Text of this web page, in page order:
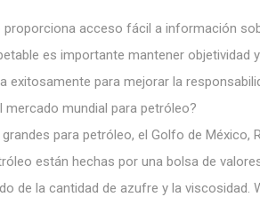
proporciona acceso fácil a información
es importante mantener objetividad
exitosamente para mejorar la
mercado mundial para petróleo?
para petróleo, el Golfo de México,
están hechas por una bolsa de
de la cantidad de azufre y la